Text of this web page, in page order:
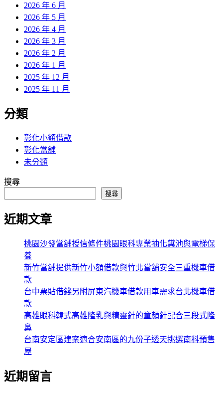
2026 年 6 月
2026 年 5 月
2026 年 4 月
2026 年 3 月
2026 年 2 月
2026 年 1 月
2025 年 12 月
2025 年 11 月
分類
彰化小額借款
彰化當舖
未分類
搜尋
搜尋
近期文章
桃園沙發當舖授信條件桃園眼科專業抽化糞池與電梯保
養
新竹當舖提供新竹小額借款與竹北當舖安全三重機車借
款
台中票貼借錢另附屏東汽機車借款用車需求台北機車借
款
高雄眼科韓式高雄隆乳與精靈針的童顏針配合三段式隆
鼻
台南安定區建案適合安南區的九份子透天挑選南科預售
屋
近期留言